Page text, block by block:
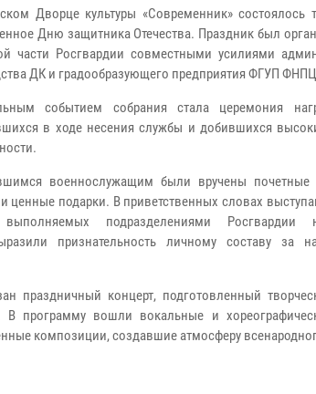
Дворце культуры «Современник» состоялось
Дню защитника Отечества. Праздник был
части Росгвардии совместными усилиями
ДК и градообразующего предприятия ФГУП ФНПЦ
событием собрания стала церемония
в ходе несения службы и добившихся
военнослужащим были вручены почетные
ценные подарки. В приветственных словах
выполняемых подразделениями Росгвардии
признательность личному составу за
праздничный концерт, подготовленный
программу вошли вокальные и
композиции, создавшие атмосферу